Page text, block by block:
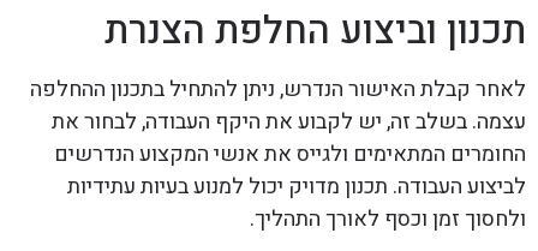
תכנון וביצוע החלפת הצנרת
לאחר קבלת האישור הנדרש, ניתן להתחיל בתכנון ההחלפה
עצמה. בשלב זה, יש לקבוע את היקף העבודה, לבחור את
החומרים המתאימים ולגייס את אנשי המקצוע הנדרשים
לביצוע העבודה. תכנון מדויק יכול למנוע בעיות עתידיות
ולחסוך זמן וכסף לאורך התהליך.